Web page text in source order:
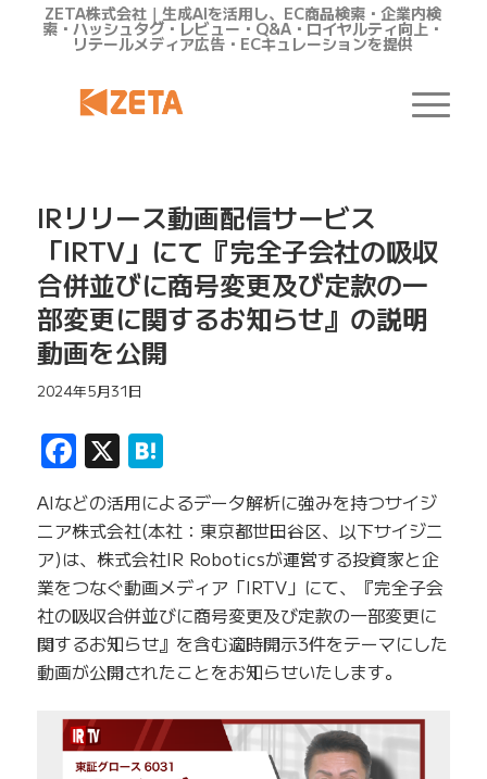
ZETA株式会社｜生成AIを活用し、EC商品検索・企業内検
索・ハッシュタグ・レビュー・Q&A・ロイヤルティ向上・
リテールメディア広告・ECキュレーションを提供
IRリリース動画配信サービス
「IRTV」にて『完全子会社の吸収
合併並びに商号変更及び定款の一
部変更に関するお知らせ』の説明
動画を公開
2024年5月31日
Facebook
X Hatena
AIなどの活用によるデータ解析に強みを持つサイジ
ニア株式会社(本社：東京都世田谷区、以下サイジニ
ア)は、株式会社IR Roboticsが運営する投資家と企
業をつなぐ動画メディア「IRTV」にて、『完全子会
社の吸収合併並びに商号変更及び定款の一部変更に
関するお知らせ』を含む適時開示3件をテーマにした
動画が公開されたことをお知らせいたします。